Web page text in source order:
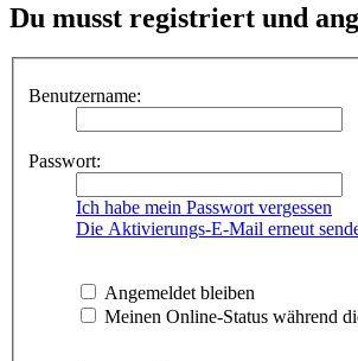
Du musst registriert und
Benutzername:
Passwort:
Ich habe mein Passwort vergessen
Die Aktivierungs-E-Mail erneut
Angemeldet bleiben
Meinen Online-Status während